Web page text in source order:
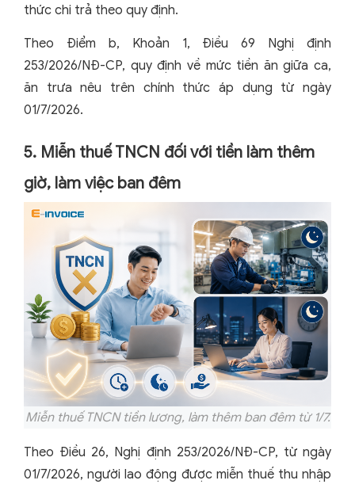
thức chi trả theo quy định.
Theo Điểm b, Khoản 1, Điều 69 Nghị định
253/2026/NĐ-CP, quy định về mức tiền ăn giữa ca,
ăn trưa nêu trên chính thức áp dụng từ ngày
01/7/2026.
5. Miễn thuế TNCN đối với tiền làm thêm
giờ, làm việc ban đêm
Miễn thuế TNCN tiền lương, làm thêm ban đêm từ 1/7.
Theo Điều 26, Nghị định 253/2026/NĐ-CP, từ ngày
01/7/2026, người lao động được miễn thuế thu nhập